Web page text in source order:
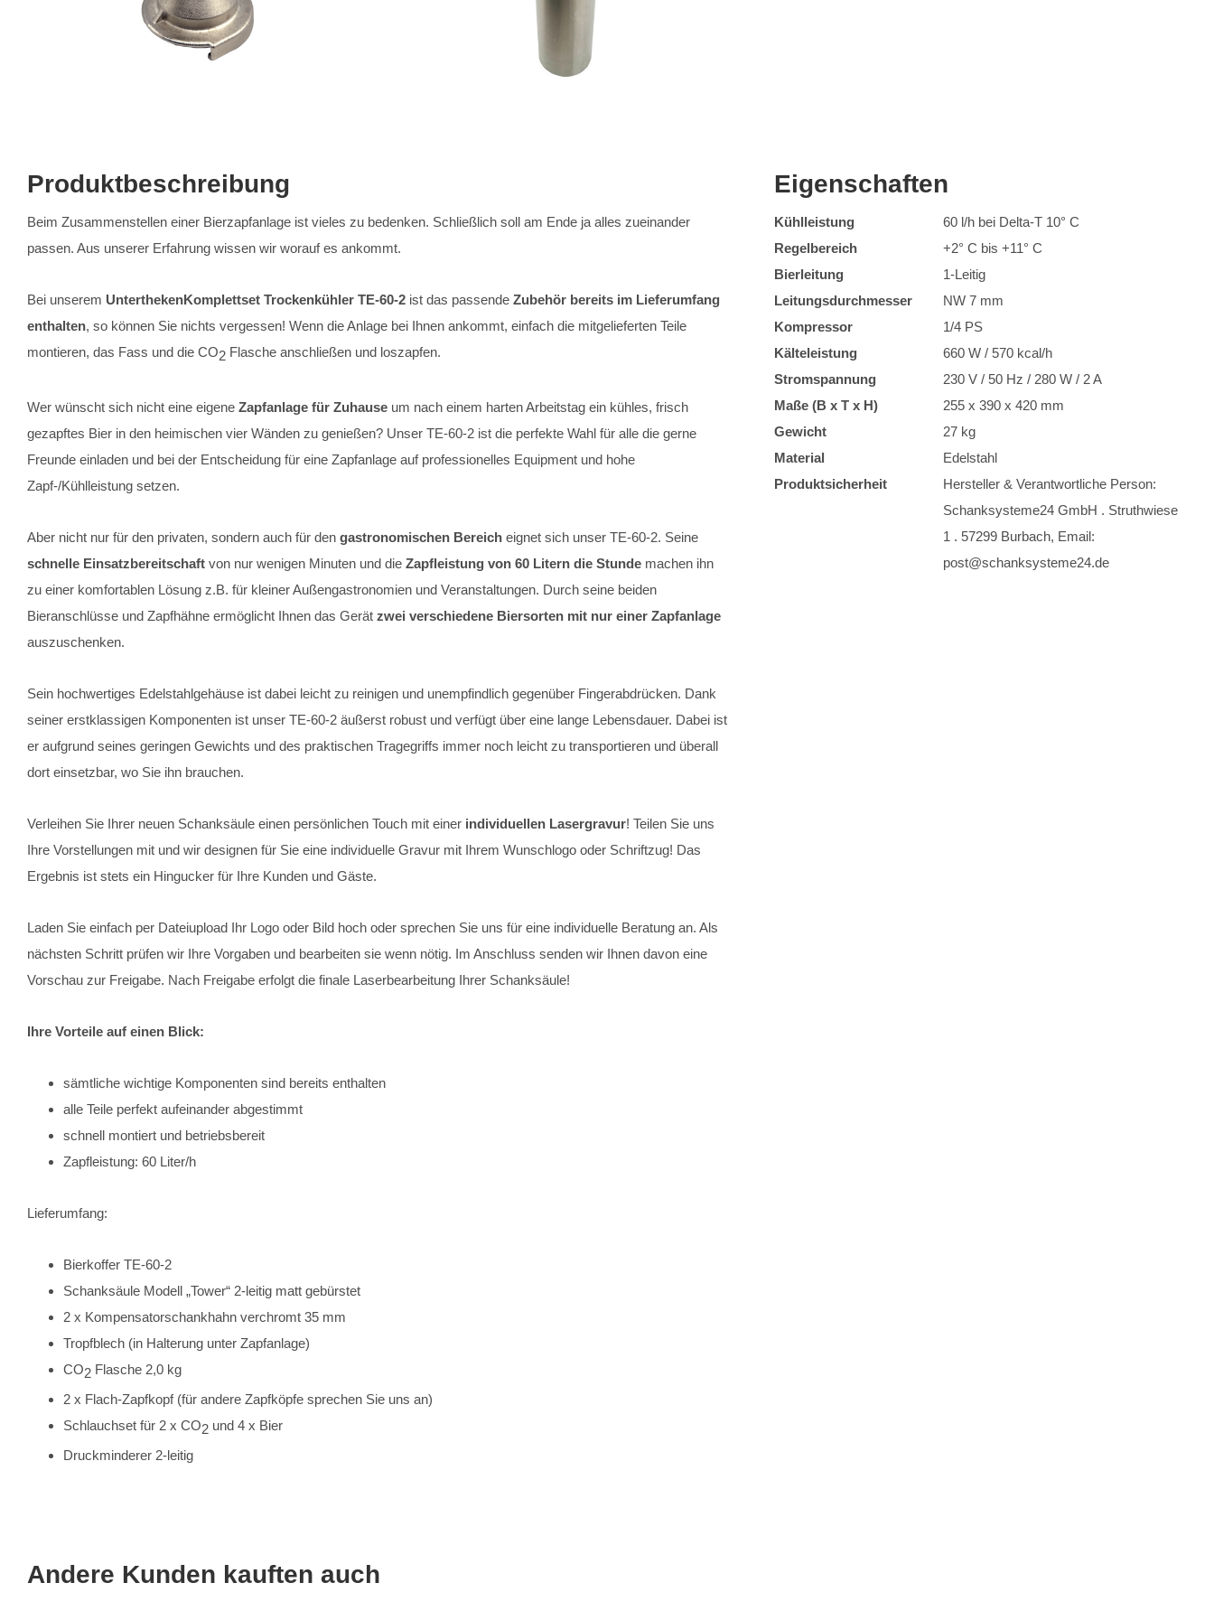
Produktbeschreibung
Beim Zusammenstellen einer Bierzapfanlage ist vieles zu bedenken. Schließlich soll am Ende ja alles zueinander
passen. Aus unserer Erfahrung wissen wir worauf es ankommt.
Bei unserem UnterthekenKomplettset Trockenkühler TE-60-2 ist das passende Zubehör bereits im Lieferumfang
enthalten, so können Sie nichts vergessen! Wenn die Anlage bei Ihnen ankommt, einfach die mitgelieferten Teile
montieren, das Fass und die CO2 Flasche anschließen und loszapfen.
Wer wünscht sich nicht eine eigene Zapfanlage für Zuhause um nach einem harten Arbeitstag ein kühles, frisch
gezapftes Bier in den heimischen vier Wänden zu genießen? Unser TE-60-2 ist die perfekte Wahl für alle die gerne
Freunde einladen und bei der Entscheidung für eine Zapfanlage auf professionelles Equipment und hohe
Zapf-/Kühlleistung setzen.
Aber nicht nur für den privaten, sondern auch für den gastronomischen Bereich eignet sich unser TE-60-2. Seine
schnelle Einsatzbereitschaft von nur wenigen Minuten und die Zapfleistung von 60 Litern die Stunde machen ihn
zu einer komfortablen Lösung z.B. für kleiner Außengastronomien und Veranstaltungen. Durch seine beiden
Bieranschlüsse und Zapfhähne ermöglicht Ihnen das Gerät zwei verschiedene Biersorten mit nur einer Zapfanlage
auszuschenken.
Sein hochwertiges Edelstahlgehäuse ist dabei leicht zu reinigen und unempfindlich gegenüber Fingerabdrücken. Dank
seiner erstklassigen Komponenten ist unser TE-60-2 äußerst robust und verfügt über eine lange Lebensdauer. Dabei ist
er aufgrund seines geringen Gewichts und des praktischen Tragegriffs immer noch leicht zu transportieren und überall
dort einsetzbar, wo Sie ihn brauchen.
Verleihen Sie Ihrer neuen Schanksäule einen persönlichen Touch mit einer individuellen Lasergravur! Teilen Sie uns
Ihre Vorstellungen mit und wir designen für Sie eine individuelle Gravur mit Ihrem Wunschlogo oder Schriftzug! Das
Ergebnis ist stets ein Hingucker für Ihre Kunden und Gäste.
Laden Sie einfach per Dateiupload Ihr Logo oder Bild hoch oder sprechen Sie uns für eine individuelle Beratung an. Als
nächsten Schritt prüfen wir Ihre Vorgaben und bearbeiten sie wenn nötig. Im Anschluss senden wir Ihnen davon eine
Vorschau zur Freigabe. Nach Freigabe erfolgt die finale Laserbearbeitung Ihrer Schanksäule!
Ihre Vorteile auf einen Blick:
sämtliche wichtige Komponenten sind bereits enthalten
alle Teile perfekt aufeinander abgestimmt
schnell montiert und betriebsbereit
Zapfleistung: 60 Liter/h
Lieferumfang:
Bierkoffer TE-60-2
Schanksäule Modell „Tower“ 2-leitig matt gebürstet
2 x Kompensatorschankhahn verchromt 35 mm
Tropfblech (in Halterung unter Zapfanlage)
CO2 Flasche 2,0 kg
2 x Flach-Zapfkopf (für andere Zapfköpfe sprechen Sie uns an)
Schlauchset für 2 x CO2 und 4 x Bier
Druckminderer 2-leitig
Eigenschaften
Kühlleistung
60 l/h bei Delta-T 10° C
Regelbereich
+2° C bis +11° C
Bierleitung
1-Leitig
Leitungsdurchmesser
NW 7 mm
Kompressor
1/4 PS
Kälteleistung
660 W / 570 kcal/h
Stromspannung
230 V / 50 Hz / 280 W / 2 A
Maße (B x T x H)
255 x 390 x 420 mm
Gewicht
27 kg
Material
Edelstahl
Produktsicherheit
Hersteller & Verantwortliche Person:
Schanksysteme24 GmbH . Struthwiese
1 . 57299 Burbach, Email:
post@schanksysteme24.de
Andere Kunden kauften auch